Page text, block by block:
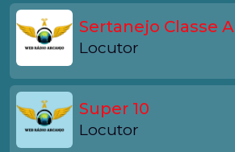
Sertanejo Classe A
Locutor
Super 10
Locutor